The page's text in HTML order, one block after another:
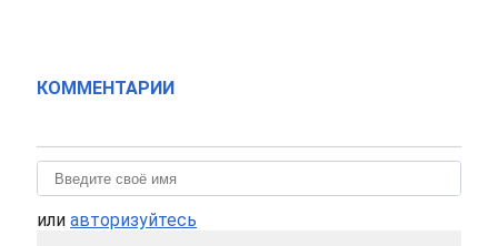
КОММЕНТАРИИ
или авторизуйтесь